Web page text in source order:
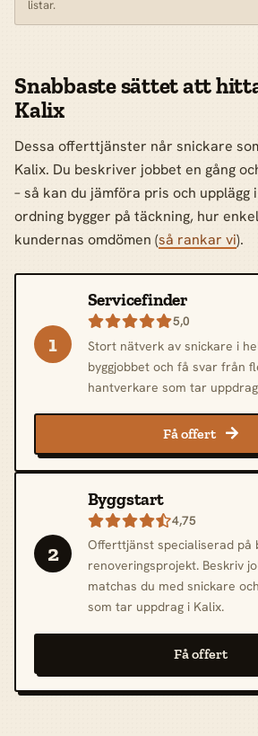
listar.
Snabbaste sättet att
Kalix
Dessa offerttjänster når snickare
Kalix. Du beskriver jobbet en gång
– så kan du jämföra pris och upplägg
ordning bygger på täckning, hur
kundernas omdömen (så rankar vi).
1
Servicefinder
5,0
Stort nätverk av snickare i
byggjobbet och få svar från
hantverkare som tar
Få offert 
2
Byggstart
4,75
Offerttjänst specialiserad på
renoveringsprojekt. Beskriv
matchas du med snickare
som tar uppdrag i Kalix.
Få offert